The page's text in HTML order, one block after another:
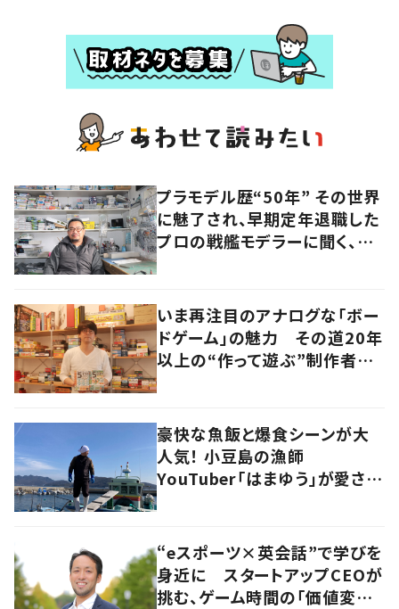
プラモデル歴“50年” その世界
に魅了され、早期定年退職した
プロの戦艦モデラーに聞く、充
いま再注目のアナログな「ボー
ドゲーム」の魅力 その道20年
以上の“作って遊ぶ”制作者に
豪快な魚飯と爆食シーンが大
人気！ 小豆島の漁師
YouTuber「はまゆう」が愛され
“eスポーツ×英会話”で学びを
身近に スタートアップCEOが
挑む、ゲーム時間の「価値変容」